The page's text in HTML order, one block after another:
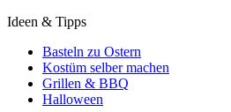
Ideen & Tipps
Basteln zu Ostern
Kostüm selber machen
Grillen & BBQ
Halloween